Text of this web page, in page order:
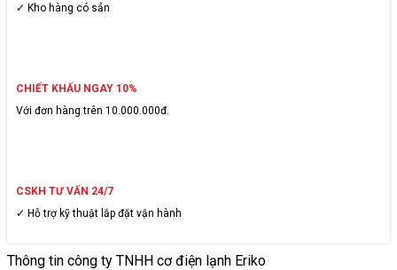
✓ Kho hàng có sẳn
CHIẾT KHẤU NGAY 10%
Với đơn hàng trên 10.000.000đ.
CSKH TƯ VẤN 24/7
✓ Hỗ trợ kỹ thuật lắp đặt vận hành
Thông tin công ty TNHH cơ điện lạnh Eriko